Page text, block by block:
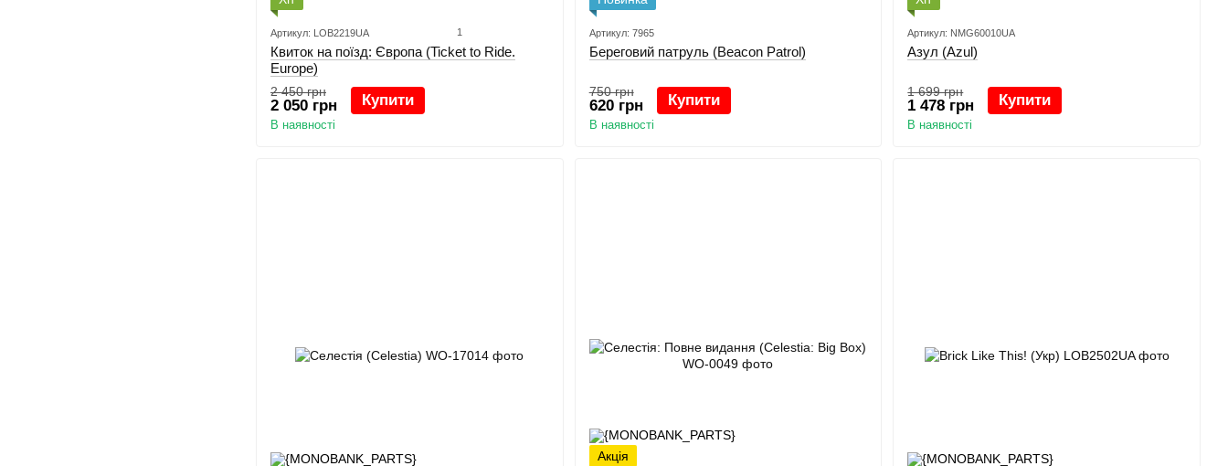
Артикул: LOB2219UA 1
Квиток на поїзд: Європа (Ticket to Ride.
Europe)
2 450 грн
2 050 грн Купити
В наявності
Артикул: 7965
Береговий патруль (Beacon Patrol)
750 грн
620 грн Купити
В наявності
Артикул: NMG60010UA
Азул (Azul)
1 699 грн
1 478 грн Купити
В наявності
Акція